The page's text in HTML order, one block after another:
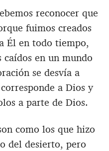
reconocer que
fuimos creados
Él en todo tiempo,
caídos en un mundo
se desvía a
a Dios y
a parte de Dios.
como los que hizo
del desierto, pero